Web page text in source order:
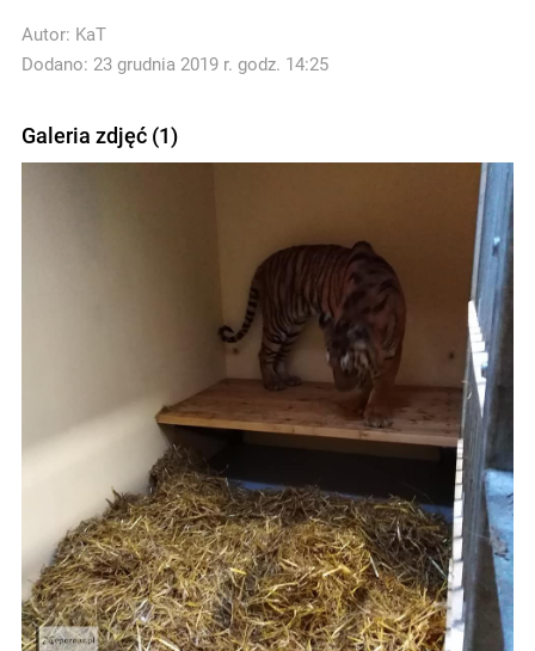
Autor: KaT
Dodano: 23 grudnia 2019 r. godz. 14:25
Galeria zdjęć (1)